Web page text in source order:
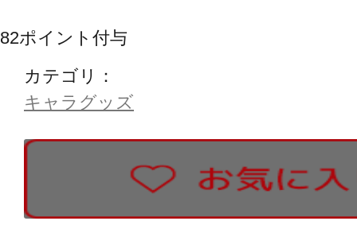
82ポイント付与
カテゴリ：
キャラグッズ